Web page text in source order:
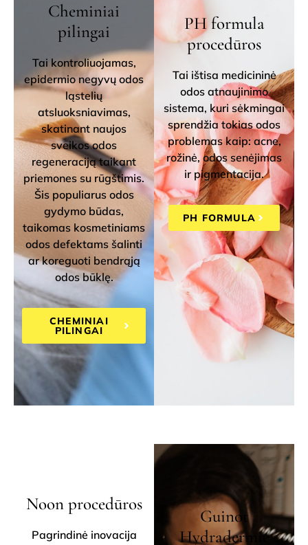
Cheminiai
pilingai
Tai kontroliuojamas,
epidermio negyvų odos
ląstelių
atsluoksniavimas,
skatinant naujos
sveikos odos
regeneraciją taikant
priemones su rūgštimis.
Šis populiarus odos
gydymo būdas,
taikomas kosmetiniams
odos defektams šalinti
ar koreguoti bendrąją
odos būklę.
CHEMINIAI
PILINGAI
PH formula
procedūros
Tai ištisa medicininė
odos atnaujinimo
sistema, kuri sėkmingai
sprendžia tokias odos
problemas kaip: acne,
rožinė, odos senėjimas
ir pigmentacija.
PH FORMULA
Noon procedūros
Pagrindinė inovacija
Guinot
Hydradermie